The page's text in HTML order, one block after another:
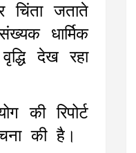
चिंता जताते
धार्मिक
देख रहा
की रिपोर्ट
की है।